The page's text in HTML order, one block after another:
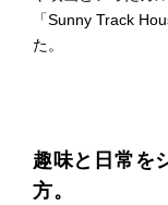
「Sunny Track
た。
趣味と日常を
方。